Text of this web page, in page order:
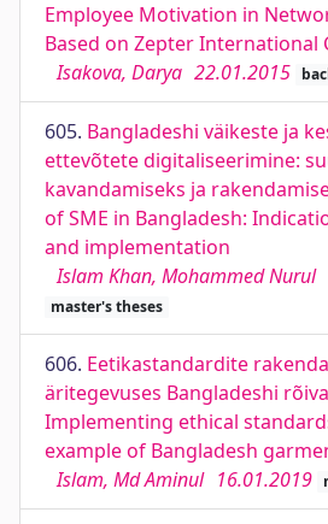
Employee Motivation in
Based on Zepter International
Isakova, Darya 22.01.2015
605. Bangladeshi väikeste ja
ettevõtete digitaliseerimine:
kavandamiseks ja
of SME in Bangladesh:
and implementation
Islam Khan, Mohammed Nurul
master's theses
606. Eetikastandardite
äritegevuses Bangladeshi
Implementing ethical
example of Bangladesh
Islam, Md Aminul 16.01.2019